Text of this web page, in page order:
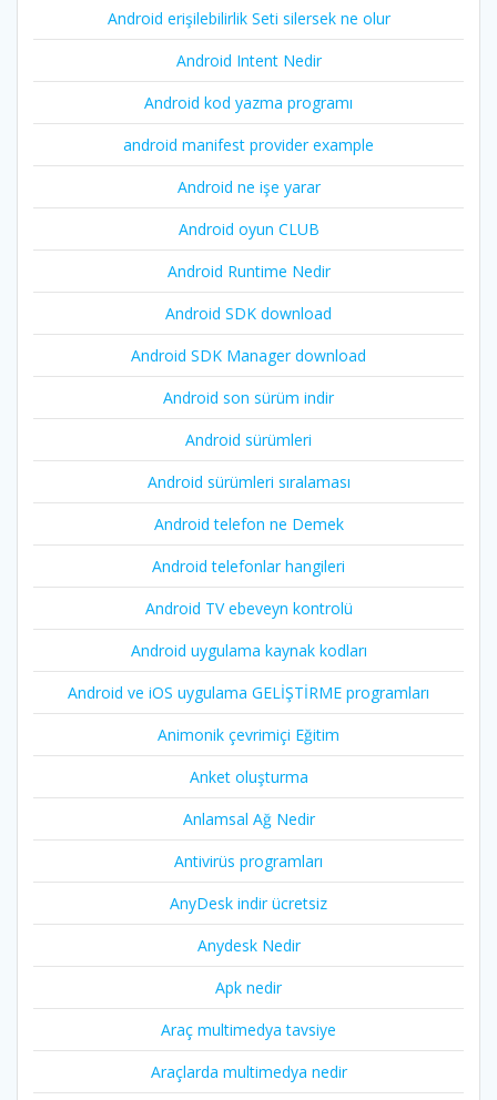
Android erişilebilirlik Seti silersek ne olur
Android Intent Nedir
Android kod yazma programı
android manifest provider example
Android ne işe yarar
Android oyun CLUB
Android Runtime Nedir
Android SDK download
Android SDK Manager download
Android son sürüm indir
Android sürümleri
Android sürümleri sıralaması
Android telefon ne Demek
Android telefonlar hangileri
Android TV ebeveyn kontrolü
Android uygulama kaynak kodları
Android ve iOS uygulama GELİŞTİRME programları
Animonik çevrimiçi Eğitim
Anket oluşturma
Anlamsal Ağ Nedir
Antivirüs programları
AnyDesk indir ücretsiz
Anydesk Nedir
Apk nedir
Araç multimedya tavsiye
Araçlarda multimedya nedir